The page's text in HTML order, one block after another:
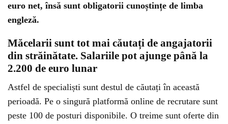
euro net, însă sunt obligatorii cunoștințe de limba
engleză.
Măcelarii sunt tot mai căutați de angajatorii
din străinătate. Salariile pot ajunge până la
2.200 de euro lunar
Astfel de specialiști sunt destul de căutați în această
perioadă. Pe o singură platformă online de recrutare sunt
peste 100 de posturi disponibile. O treime sunt oferte din